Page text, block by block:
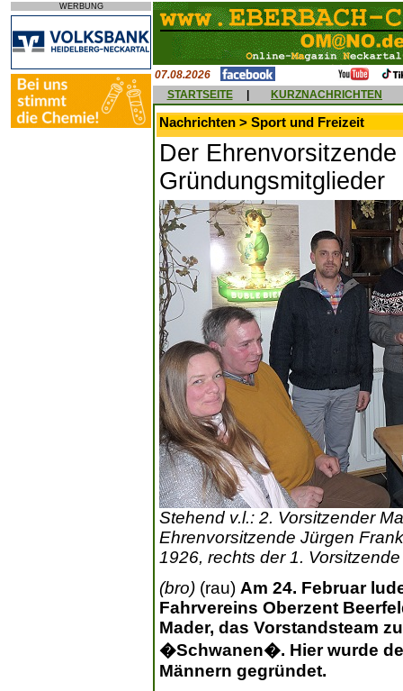
WERBUNG
07.08.2026
STARTSEITE
KURZNACHRICHTEN
Nachrichten > Sport und Freizeit
Der
Gründungsmitglieder
Stehend v.l.: 2. Vorsitzender
Ehrenvorsitzende Jürgen
1926, rechts der 1.
(bro) (rau) Am 24. Februar
Fahrvereins Oberzent
Mader, das Vorstandsteam
�Schwanen�. Hier wurde
Männern gegründet.